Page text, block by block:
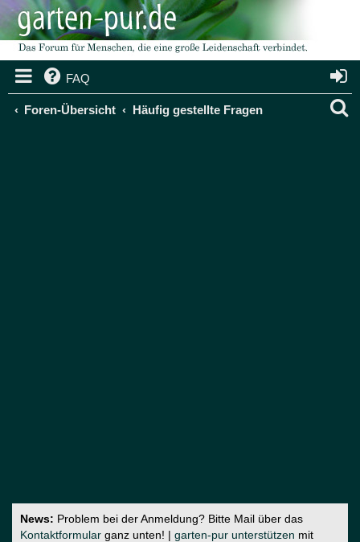
FAQ
Foren-Übersicht Häufig gestellte Fragen
News: Problem bei der Anmeldung? Bitte Mail über das
Kontaktformular ganz unten! | garten-pur unterstützen mit